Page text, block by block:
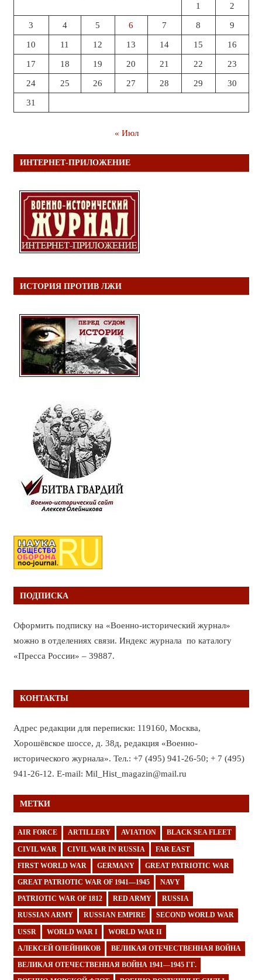
1 2
3 4 5 6 7 8 9
10 11 12 13 14 15 16
17 18 19 20 21 22 23
24 25 26 27 28 29 30
31
« Июл
ИНТЕРНЕТ-ПРИЛОЖЕНИЕ
ИСТОРИЯ ПРОТИВ ЛЖИ
ПОДПИСКА
Оформить подписку на «Военно-исторический журнал»
можно в отделениях связи. Индекс журнала по каталогу
«Пресса России» – 39887.
КОНТАКТЫ
Адрес редакции для переписки: 119160, Москва,
Хорошёвское шоссе, д. 38д, редакция «Военно-
исторического журнала». Тел.: +7 (495) 941-26-50; + 7 (495)
941-26-12. E-mail: Mil_Hist_magazin@mail.ru
МЕТКИ
AIR FORCE ARTILLERY AVIATION BLACK SEA FLEET
CIVIL WAR CIVIL WAR IN RUSSIA FAR EAST
FIRST WORLD WAR GERMANY GREAT PATRIOTIC WAR
GREAT PATRIOTIC WAR OF 1941—1945 NAVY
PATRIOTIC WAR OF 1812 RED ARMY RUSSIA
RUSSIAN ARMY RUSSIAN EMPIRE SECOND WORLD WAR
USSR WORLD WAR I WORLD WAR II
АЛЕКСЕЙ ОЛЕЙНИКОВ ВЕЛИКАЯ ОТЕЧЕСТВЕННАЯ ВОЙНА
ВЕЛИКАЯ ОТЕЧЕСТВЕННАЯ ВОЙНА 1941—1945 ГГ.